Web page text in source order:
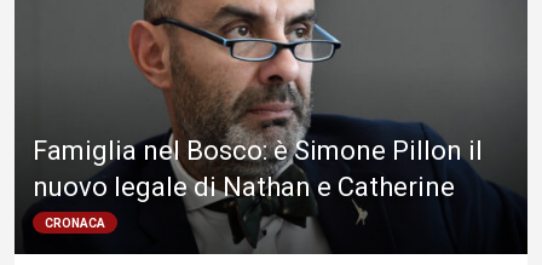
Famiglia nel Bosco: è Simone Pillon il
nuovo legale di Nathan e Catherine
CRONACA